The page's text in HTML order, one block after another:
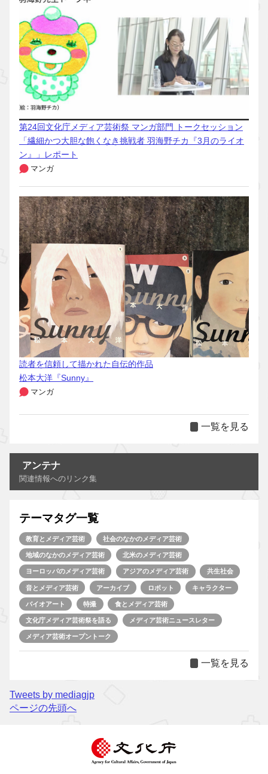
第24回文化庁メディア芸術祭 マンガ部門 トークセッション
「繊細かつ大胆な飽くなき挑戦者 羽海野チカ『3月のライオ
ン』」レポート
マンガ
読者を信頼して描かれた自伝的作品
松本大洋『Sunny』
マンガ
一覧を見る
アンテナ
関連情報へのリンク集
テーマタグ一覧
教育とメディア芸術 社会のなかのメディア芸術
地域のなかのメディア芸術 北米のメディア芸術
ヨーロッパのメディア芸術 アジアのメディア芸術 共生社会
音とメディア芸術 アーカイブ ロボット キャラクター
バイオアート 特撮 食とメディア芸術
文化庁メディア芸術祭を語る メディア芸術ニュースレター
メディア芸術オープントーク
一覧を見る
Tweets by mediagjp
ページの先頭へ